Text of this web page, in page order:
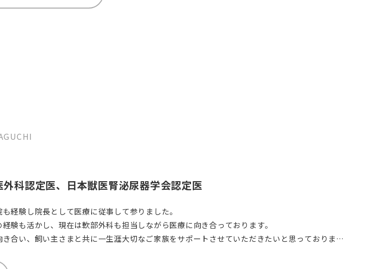
科認定医、日本獣医腎泌尿器学会認定医
経験し院長として医療に従事して参りました。
験も活かし、現在は軟部外科も担当しながら医療に向き合っております。
合い、飼い主さまと共に一生涯大切なご家族をサポートさせていただきたいと思っております